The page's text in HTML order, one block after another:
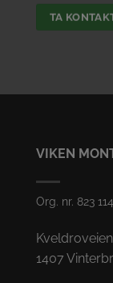
TA
VIKEN
Org. nr. 823
1407